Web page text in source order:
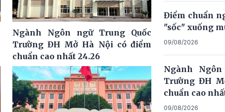
Ngành Ngôn ngữ Trung Quốc
Trường ĐH Mở Hà Nội có điểm
chuẩn cao nhất 24.26
Điểm chuẩn
"sốc" xuống
09/08/2026
Ngành
Trường ĐH
chuẩn cao
09/08/2026